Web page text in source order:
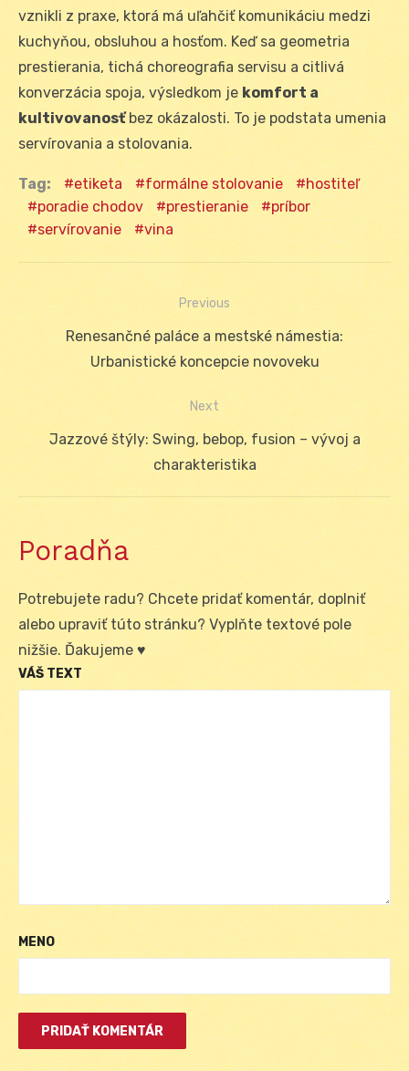
vznikli z praxe, ktorá má uľahčiť komunikáciu medzi
kuchyňou, obsluhou a hosťom. Keď sa geometria
prestierania, tichá choreografia servisu a citlivá
konverzácia spoja, výsledkom je komfort a
kultivovanosťbez okázalosti. To je podstata umenia
servírovania a stolovania.
Tag: etiketa formálne stolovanie
hostiteľ
poradie chodov
prestieranie
príbor
servírovanie
vina
Navigácia
Previous
PreviousRenesančné paláce a mestské námestia:
Urbanistické koncepcie novoveku
Next
NextJazzové štýly: Swing, bebop, fusion – vývoj a
charakteristika
Poradňa
Potrebujete radu? Chcete pridať komentár, doplniť
alebo upraviť túto stránku? Vyplňte textové pole
nižšie. Ďakujeme ♥
VÁŠ TEXT
MENO